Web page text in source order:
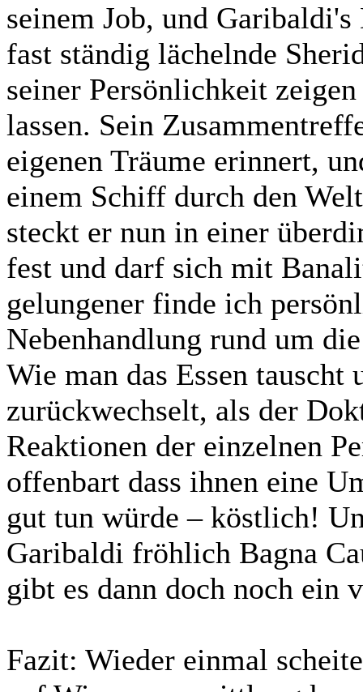
seinem Job, und
fast ständig lächelnde
seiner Persönlichkeit
lassen. Sein
eigenen Träume erinnert,
einem Schiff durch den
steckt er nun in einer
fest und darf sich mit
gelungener finde ich
Nebenhandlung rund um
Wie man das Essen tauscht
zurückwechselt, als der
Reaktionen der einzelnen
offenbart dass ihnen eine
gut tun würde – köstlich!
Garibaldi fröhlich Bagna
gibt es dann doch noch ein
Fazit: Wieder einmal